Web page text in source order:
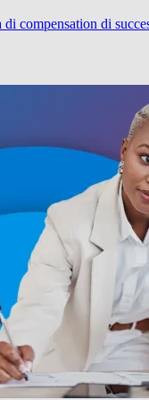
compensation di